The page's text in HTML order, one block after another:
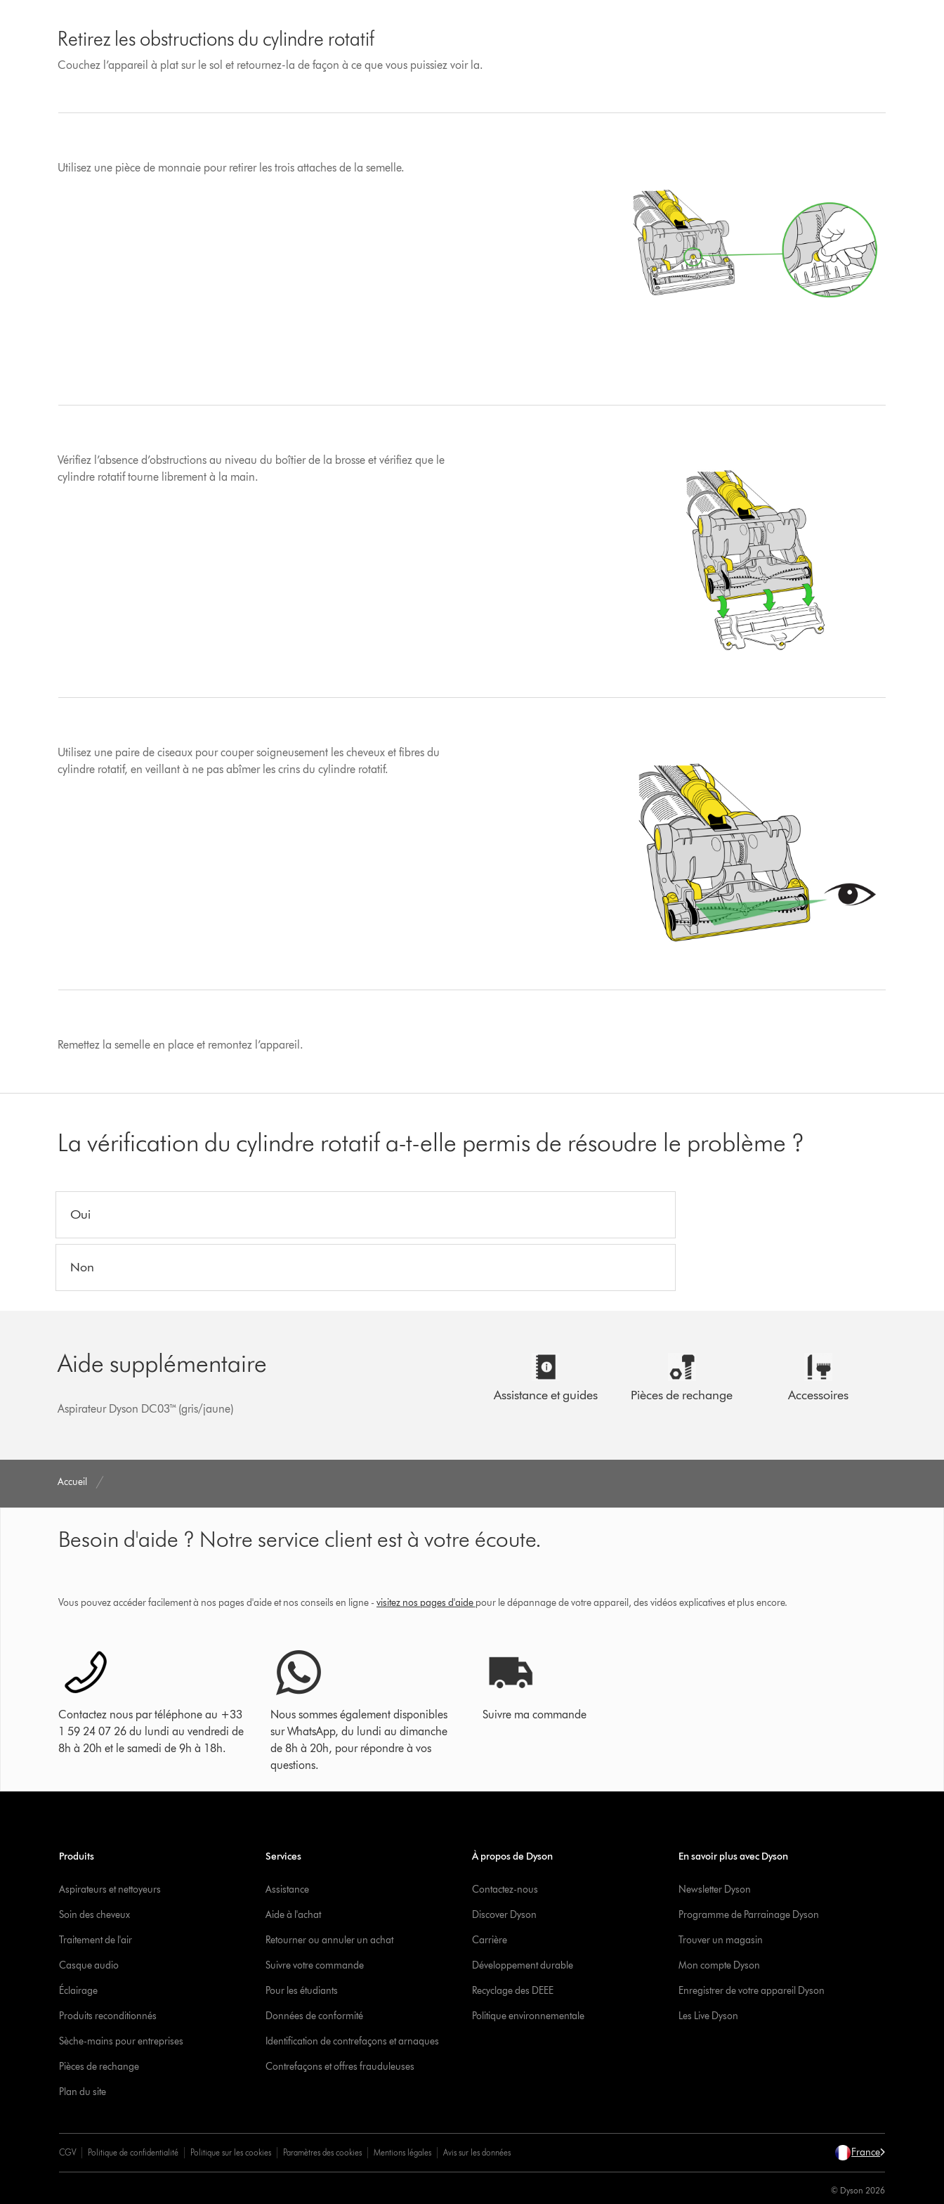
Retirez les obstructions du cylindre rotatif
Couchez l’appareil à plat sur le sol et retournez-la de façon à ce que vous puissiez voir la.
Utilisez une pièce de monnaie pour retirer les trois attaches de la semelle.
Vérifiez l’absence d’obstructions au niveau du boîtier de la brosse et vérifiez que le
cylindre rotatif tourne librement à la main.
Utilisez une paire de ciseaux pour couper soigneusement les cheveux et fibres du
cylindre rotatif, en veillant à ne pas abîmer les crins du cylindre rotatif.
Remettez la semelle en place et remontez l’appareil.
La vérification du cylindre rotatif a-t-elle permis de résoudre le problème ?
Oui
Non
Aide supplémentaire
Aspirateur Dyson DC03™ (gris/jaune)
Assistance et guides Pièces de rechange Accessoires
Accueil
Besoin d'aide ? Notre service client est à votre écoute.
Vous pouvez accéder facilement à nos pages d'aide et nos conseils en ligne - visitez nos pages d'aide pour le dépannage de votre appareil, des vidéos explicatives et plus encore.
Contactez nous par téléphone au +33
1 59 24 07 26 du lundi au vendredi de
8h à 20h et le samedi de 9h à 18h.
Nous sommes également disponibles
sur WhatsApp, du lundi au dimanche
de 8h à 20h, pour répondre à vos
questions.
Suivre ma commande
Produits
Aspirateurs et nettoyeurs
Soin des cheveux
Traitement de l'air
Casque audio
Éclairage
Produits reconditionnés
Sèche-mains pour entreprises
Pièces de rechange
Plan du site
Services
Assistance
Aide à l'achat
Retourner ou annuler un achat
Suivre votre commande
Pour les étudiants
Données de conformité
Identification de contrefaçons et arnaques
Contrefaçons et offres frauduleuses
À propos de Dyson
Contactez-nous
Discover Dyson
Carrière
Développement durable
Recyclage des DEEE
Politique environnementale
En savoir plus avec Dyson
Newsletter Dyson
Programme de Parrainage Dyson
Trouver un magasin
Mon compte Dyson
Enregistrer de votre appareil Dyson
Les Live Dyson
CGV Politique de confidentialité Politique sur les cookies Paramètres des cookies Mentions légales Avis sur les données France
© Dyson 2026